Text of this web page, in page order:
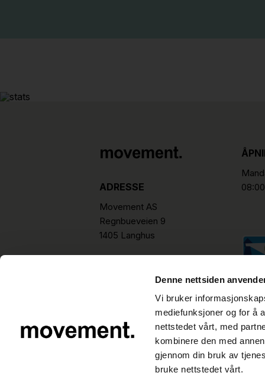
Denne nettsiden
Vi bruker
mediefunksjoner og for å
nettstedet vårt, med
kombinere den med
gjennom din bruk av
bruke nettstedet vårt.
ADRESSE
Movement AS
Regnbueveien 9
1405 Langhus
hello@movement.as